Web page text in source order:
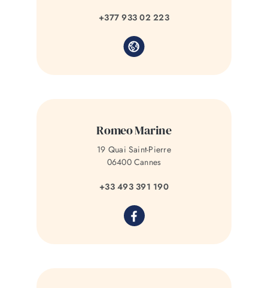
+377 933 02 223
Romeo Marine
19 Quai Saint-Pierre
06400 Cannes
+33 493 391 190